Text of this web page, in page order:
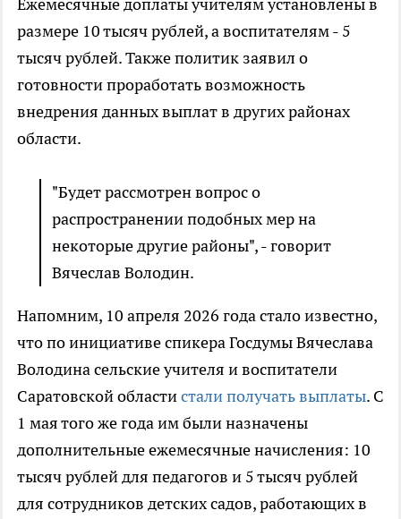
Ежемесячные доплаты учителям установлены в
размере 10 тысяч рублей, а воспитателям - 5
тысяч рублей. Также политик заявил о
готовности проработать возможность
внедрения данных выплат в других районах
области.
"Будет рассмотрен вопрос о
распространении подобных мер на
некоторые другие районы", - говорит
Вячеслав Володин.
Напомним, 10 апреля 2026 года стало известно,
что по инициативе спикера Госдумы Вячеслава
Володина сельские учителя и воспитатели
Саратовской областистали получать выплаты. С
1 мая того же года им были назначены
дополнительные ежемесячные начисления: 10
тысяч рублей для педагогов и 5 тысяч рублей
для сотрудников детских садов, работающих в